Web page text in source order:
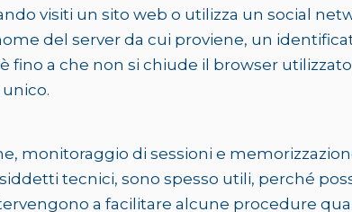
visiti un sito web o utilizza un social
del server da cui proviene, un
a che non si chiude il browser
monitoraggio di sessioni e
tecnici, sono spesso utili, perché
a facilitare alcune procedure